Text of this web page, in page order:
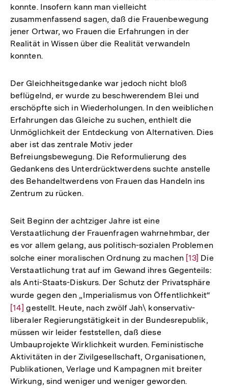
konnte. Insofern kann man vielleicht
zusammenfassend sagen, daß die Frauenbewegung
jener Ortwar, wo Frauen die Erfahrungen in der
Realität in Wissen über die Realität verwandeln
konnten.
Der Gleichheitsgedanke war jedoch nicht bloß
beflügelnd, er wurde zu beschwerendem Blei und
erschöpfte sich in Wiederholungen. In den weiblichen
Erfahrungen das Gleiche zu suchen, enthielt die
Unmöglichkeit der Entdeckung von Alternativen. Dies
aber ist das zentrale Motiv jeder
Befreiungsbewegung. Die Reformulierung des
Gedankens des Unterdrücktwerdens suchte anstelle
des Behandeltwerdens von Frauen das Handeln ins
Zentrum zu rücken.
Seit Beginn der achtziger Jahre ist eine
Verstaatlichung der Frauenfragen wahrnehmbar, der
es vor allem gelang, aus politisch-sozialen Problemen
solche einer moralischen Ordnung zu machen Zur
Auflösung
der
Fußnote
[13] Die
Verstaatlichung trat auf im Gewand ihres Gegenteils:
als Anti-Staats-Diskurs. Der Schutz der Privatsphäre
wurde gegen den „Imperialismus von Öffentlichkeit“
[14] gestellt. Heute, nach zwölf Jah\ konservativ-
liberaler Regierungstätigkeit in der Bundesrepublik,
müssen wir leider feststellen, daß diese
Umbauprojekte Wirklichkeit wurden. Feministische
Aktivitäten in der Zivilgesellschaft, Organisationen,
Publikationen, Verlage und Kampagnen mit breiter
Wirkung, sind weniger und weniger geworden.